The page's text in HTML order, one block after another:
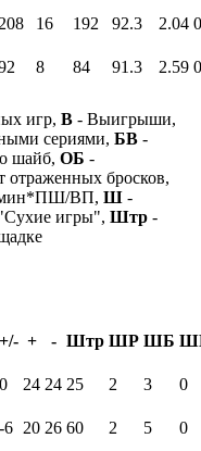
208 16 192 92.3 2.04 0
8 84 91.3 2.59 0
игр, В - Выигрыши,
сериями, БВ -
шайб, ОБ -
отраженных бросков,
ВП, Ш -
игры", Штр -
+/- + - Штр ШР ШБ
0 24 24 25 2 3
0
-6 20 26 60 2 5
0